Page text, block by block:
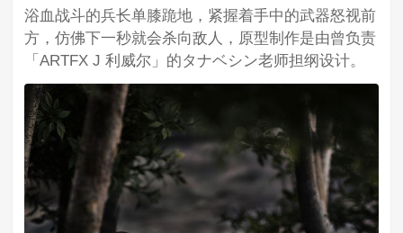
浴血战斗的兵长单膝跪地，紧握着手中的武器怒视前
方，仿佛下一秒就会杀向敌人，原型制作是由曾负责
「ARTFX J 利威尔」的タナベシン老师担纲设计。